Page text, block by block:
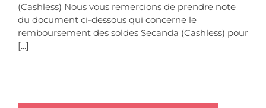
(Cashless) Nous vous remercions de prendre note
du document ci-dessous qui concerne le
remboursement des soldes Secanda (Cashless) pour
[...]